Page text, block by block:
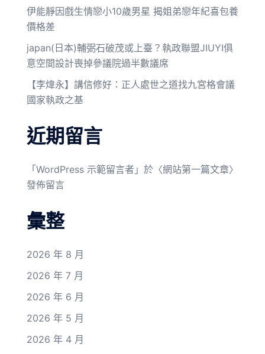
伊能靜因戲生情戀小10歲男星 揭姐弟戀年紀喜包養
價格差
japan(日本)輔弼石破茂或上臺？執政聯盟JIUYI俱
意空間設計喪掉參議院過半數議席
【李煒永】講信修好：正人處世之道找九宮格會議
國家執政之基
近期留言
「 WordPress 示範留言者 」於〈網站第一篇文章〉
發佈留言
彙整
2026 年 8 月
2026 年 7 月
2026 年 6 月
2026 年 5 月
2026 年 4 月